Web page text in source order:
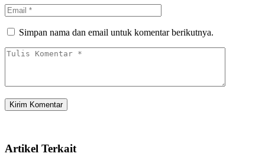
Simpan nama dan email untuk komentar berikutnya.
Artikel Terkait